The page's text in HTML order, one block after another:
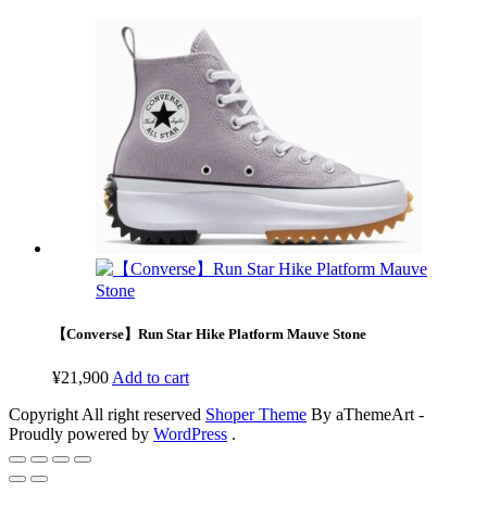
【Converse】Run Star Hike Platform Mauve Stone
¥21,900 Add to cart
Copyright All right reserved Shoper Theme By aThemeArt -
Proudly powered by WordPress .